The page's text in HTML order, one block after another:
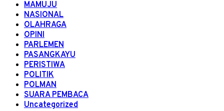
MAMUJU
NASIONAL
OLAHRAGA
OPINI
PARLEMEN
PASANGKAYU
PERISTIWA
POLITIK
POLMAN
SUARA PEMBACA
Uncategorized